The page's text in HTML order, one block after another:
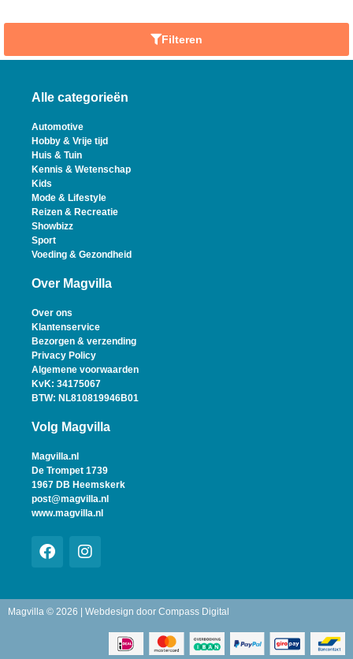
Filteren
Alle categorieën
Automotive
Hobby & Vrije tijd
Huis & Tuin
Kennis & Wetenschap
Kids
Mode & Lifestyle
Reizen & Recreatie
Showbizz
Sport
Voeding & Gezondheid
Over Magvilla
Over ons
Klantenservice
Bezorgen & verzending
Privacy Policy
Algemene voorwaarden
KvK: 34175067
BTW: NL810819946B01
Volg Magvilla
Magvilla.nl
De Trompet 1739
1967 DB Heemskerk
post@magvilla.nl
www.magvilla.nl
Magvilla © 2026 | Webdesign door Compass Digital